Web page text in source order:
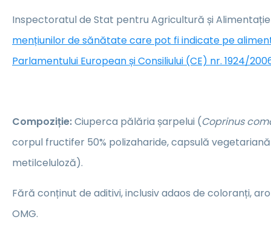
Inspectoratul de Stat pentru Agricultură și
mențiunilor de sănătate care pot fi indicate pe
Parlamentului European și Consiliului (CE) nr. 1924/
Compoziție:Ciuperca pălăria șarpelui (Coprinus
corpul fructifer 50% polizaharide, capsulă
metilceluloză).
Fără conținut de aditivi, inclusiv adaos de coloranți,
OMG.